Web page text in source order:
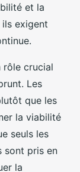
et la
ils exigent
rôle crucial
Les
que les
la viabilité
seuls les
sont pris en
la